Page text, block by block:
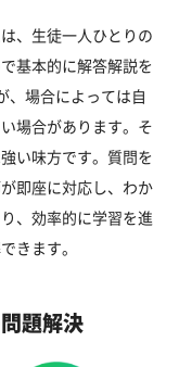
、生徒一人ひとりの
基本的に解答解説を
、場合によっては自
場合があります。そ
い味方です。質問を
即座に対応し、わか
、効率的に学習を進
きます。
題解決